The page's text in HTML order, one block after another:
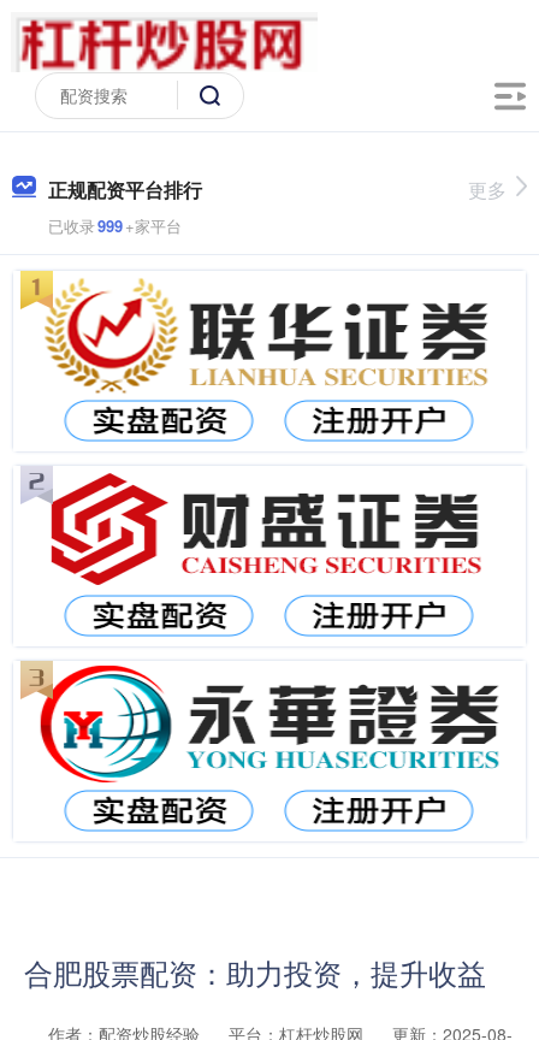
正规配资平台排行
已收录999+家平台
更多
合肥股票配资：助力投资，提升收益
作者：配资炒股经验 平台：杠杆炒股网
更新：2025-08-